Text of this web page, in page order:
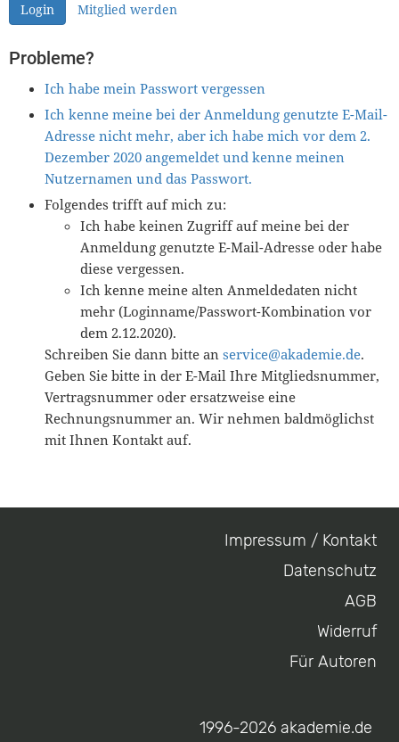
Login Mitglied werden
Probleme?
Ich habe mein Passwort vergessen
Ich kenne meine bei der Anmeldung genutzte E-Mail-
Adresse nicht mehr, aber ich habe mich vor dem 2.
Dezember 2020 angemeldet und kenne meinen
Nutzernamen und das Passwort.
Folgendes trifft auf mich zu:
Ich habe keinen Zugriff auf meine bei der
Anmeldung genutzte E-Mail-Adresse oder habe
diese vergessen.
Ich kenne meine alten Anmeldedaten nicht
mehr (Loginname/Passwort-Kombination vor
dem 2.12.2020).
Schreiben Sie dann bitte an service@akademie.de.
Geben Sie bitte in der E-Mail Ihre Mitgliedsnummer,
Vertragsnummer oder ersatzweise eine
Rechnungsnummer an. Wir nehmen baldmöglichst
mit Ihnen Kontakt auf.
Impressum / Kontakt
Datenschutz
AGB
Widerruf
Für Autoren
1996-2026 akademie.de